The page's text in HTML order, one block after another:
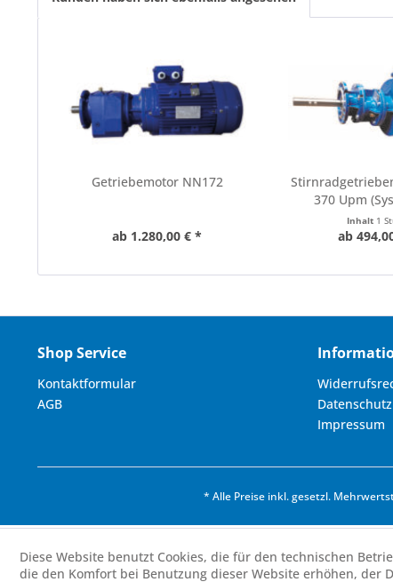
Getriebemotor NN172
ab 1.280,00 € *
370 Upm
Inhalt 1
ab
Shop Service
Kontaktformular
AGB
Datenschutz
Impressum
* Alle Preise inkl. gesetzl.
Diese Website benutzt Cookies, die für den technischen
die den Komfort bei Benutzung dieser Website erhöhen,